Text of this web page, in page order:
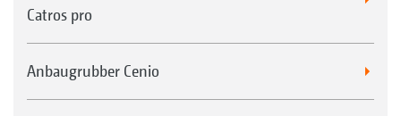
Catros pro
Anbaugrubber Cenio